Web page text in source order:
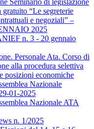
Seminario di legislazione
gratuito “Le segreterie
e negoziali” –
2025
n. 3 - 20 gennaio
Personale Ata. Corso di
alla procedura selettiva
posizioni economiche
Nazionale
01-2025
Nazionale ATA
n. 1/2025